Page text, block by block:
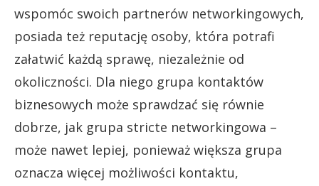
wspomóc swoich partnerów networkingowych,
posiada też reputację osoby, która potrafi
załatwić każdą sprawę, niezależnie od
okoliczności. Dla niego grupa kontaktów
biznesowych może sprawdzać się równie
dobrze, jak grupa stricte networkingowa –
może nawet lepiej, ponieważ większa grupa
oznacza więcej możliwości kontaktu,